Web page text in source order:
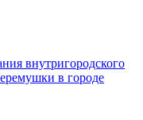
внутригородского
в городе